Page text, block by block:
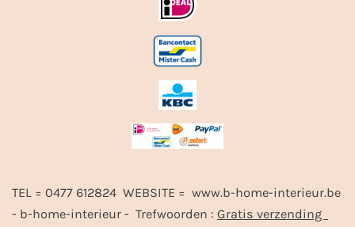
TEL = 0477 612824 WEBSITE = www.b-home-interieur.be
- b-home-interieur - Trefwoorden : Gratis verzending